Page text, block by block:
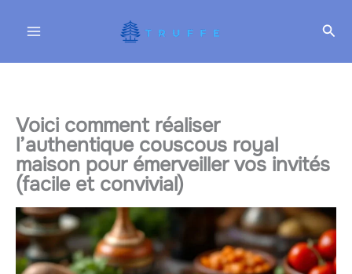
Voici comment réaliser
l’authentique couscous royal
maison pour émerveiller vos invités
(facile et convivial)